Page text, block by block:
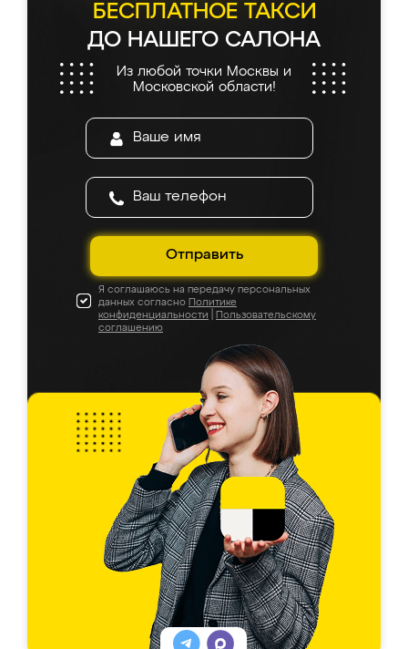
БЕСПЛАТНОЕ ТАКСИ
ДО НАШЕГО САЛОНА
Из любой точки Москвы и
Московской области!
Отправить
Я соглашаюсь на передачу персональных
данных согласно Политике
конфиденциальности
Пользовательскому
соглашению